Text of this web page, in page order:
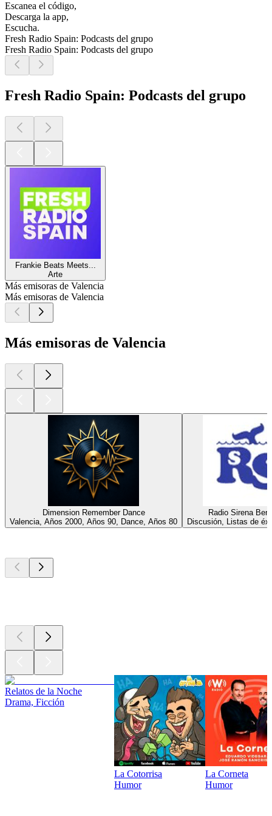
Escanea el código,
Descarga la app,
Escucha.
Fresh Radio Spain: Podcasts del grupo
Fresh Radio Spain: Podcasts del grupo
Fresh Radio Spain: Podcasts del grupo
Frankie Beats Meets...
Arte
Más emisoras de Valencia
Más emisoras de Valencia
Más emisoras de Valencia
Dimension Remember Dance
Valencia, Años 2000, Años 90, Dance, Años 80
Radio Sirena
Discusión, Listas de
Relatos de la Noche
Drama, Ficción
La Cotorrisa
Humor
La Corneta
Humor